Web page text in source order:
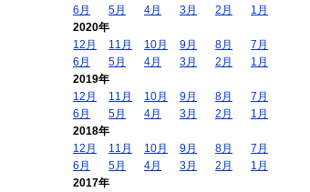
6月
5月 4月 3月 2月
1月
2020年
12月
11月 10月 9月 8月
7月
6月
5月 4月 3月 2月
1月
2019年
12月
11月 10月 9月 8月
7月
6月
5月 4月 3月 2月
1月
2018年
12月
11月 10月 9月 8月
7月
6月
5月 4月 3月 2月
1月
2017年